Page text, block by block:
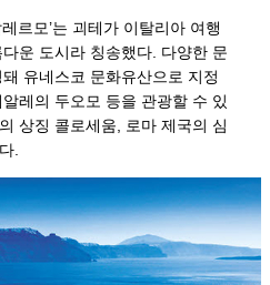
르모’는 괴테가 이탈리아 여행
운 도시라 칭송했다. 다양한 문
유네스코 문화유산으로 지정
레의 두오모 등을 관광할 수 있
상징 콜로세움, 로마 제국의 심
.